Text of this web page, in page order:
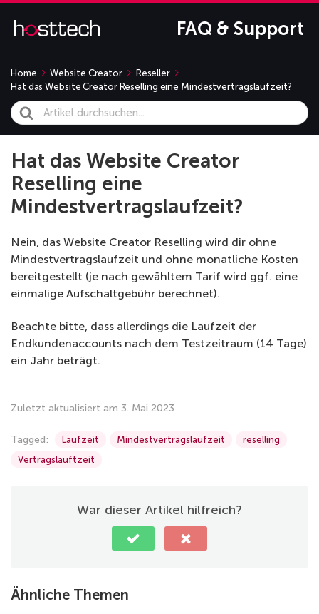
FAQ & Support
Home Website Creator
Reseller
Hat das Website Creator Reselling eine Mindestvertragslaufzeit?
Search
For
Hat das Website Creator
Reselling eine
Mindestvertragslaufzeit?
Nein, das Website Creator Reselling wird dir ohne
Mindestvertragslaufzeit und ohne monatliche Kosten
bereitgestellt (je nach gewähltem Tarif wird ggf. eine
einmalige Aufschaltgebühr berechnet).
Beachte bitte, dass allerdings die Laufzeit der
Endkundenaccounts nach dem Testzeitraum (14 Tage)
ein Jahr beträgt.
Zuletzt aktualisiert am 3. Mai 2023
Tagged: Laufzeit Mindestvertragslaufzeit
reselling
Vertragslauftzeit
War dieser Artikel hilfreich?
Ähnliche Themen